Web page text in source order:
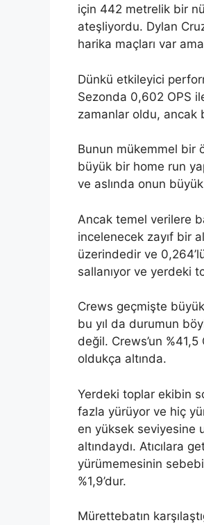
için 442 metrelik bir
ateşliyordu. Dylan
harika maçları var
Dünkü etkileyici
Sezonda 0,602 OPS
zamanlar oldu, ancak
Bunun mükemmel bir
büyük bir home run
ve aslında onun
Ancak temel verilere
incelenecek zayıf bir
üzerindedir ve
sallanıyor ve yerdeki
Crews geçmişte
bu yıl da durumun
değil. Crews’un %41,5
oldukça altında.
Yerdeki toplar ekibin
fazla yürüyor ve hiç
en yüksek seviyesine
altındaydı. Atıcılara
yürümemesinin
%1,9’dur.
Mürettebatın